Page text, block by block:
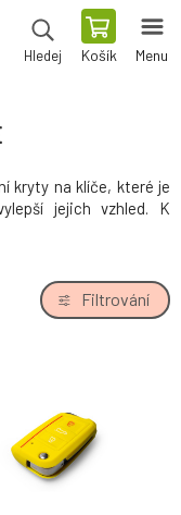
Hledej Košík Menu
kryty na klíče, které je
jejich vzhled. K
Filtrování